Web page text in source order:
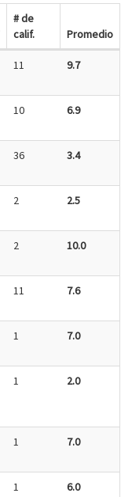
# de
calif.
Promedio
11 9.7
10 6.9
36 3.4
2 2.5
2 10.0
11 7.6
1 7.0
1 2.0
1 7.0
1 6.0